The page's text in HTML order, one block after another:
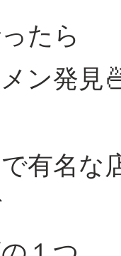
たら
ン発見
有名な